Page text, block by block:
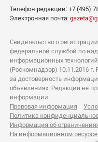
Телефон редакции: +7 (495)
Электронная почта:
Свидетельство о
федеральной службой по
информационных
(Роскомнадзор) 10.11.2016 г.
за достоверность
объявлениях. Редакция не
информации.
Правовая информация
Политика
Информация об
На информационном